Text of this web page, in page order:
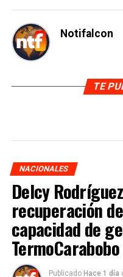
Notifalcon
TE
NACIONALES
Delcy
recuperación
capacidad de
TermoCarabobo
Publicado Hace 1 día